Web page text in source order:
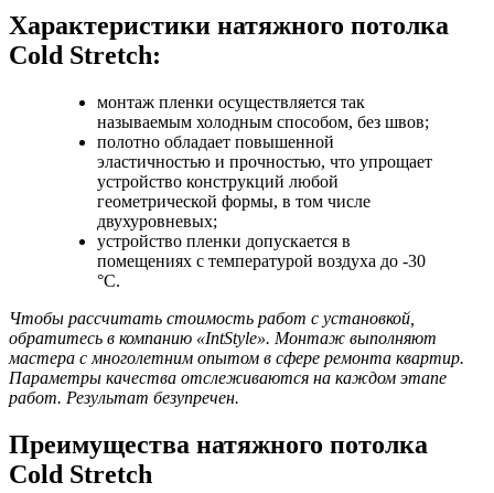
Характеристики натяжного потолка
Cold Stretch:
монтаж пленки осуществляется так
называемым холодным способом, без швов;
полотно обладает повышенной
эластичностью и прочностью, что упрощает
устройство конструкций любой
геометрической формы, в том числе
двухуровневых;
устройство пленки допускается в
помещениях с температурой воздуха до -30
°C.
Чтобы рассчитать стоимость работ с установкой,
обратитесь в компанию «IntStyle». Монтаж выполняют
мастера с многолетним опытом в сфере ремонта квартир.
Параметры качества отслеживаются на каждом этапе
работ. Результат безупречен.
Преимущества натяжного потолка
Cold Stretch